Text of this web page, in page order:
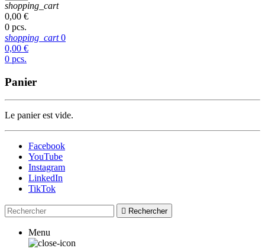
shopping_cart
0,00 €
0 pcs.
shopping_cart 0
0,00 €
0 pcs.
Panier
Le panier est vide.
Facebook
YouTube
Instagram
LinkedIn
TikTok
 Rechercher
Menu